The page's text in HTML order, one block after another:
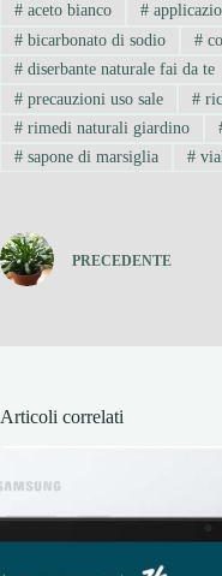
#aceto bianco #
#bicarbonato di sodio #
#diserbante naturale fai da te
#precauzioni uso sale #
#rimedi naturali giardino
#sapone di marsiglia #
PRECEDENTE
Articoli correlati